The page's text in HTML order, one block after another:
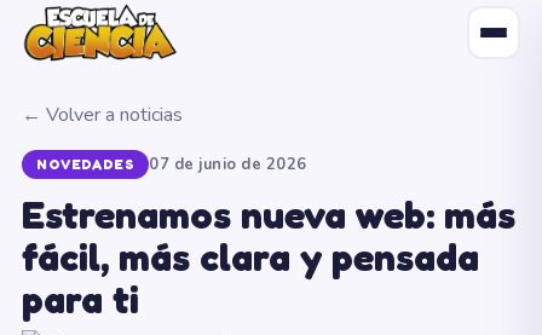
← Volver a noticias
NOVEDADES 07 de junio de 2026
Estrenamos nueva web: más
fácil, más clara y pensada
para ti